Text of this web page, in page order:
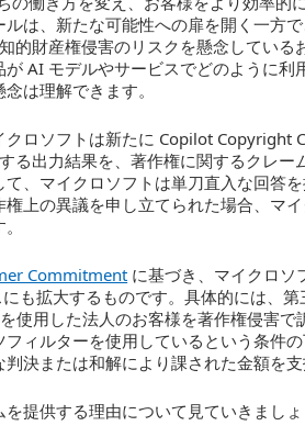
は、新たな可能性への扉を開く一方
的財産権侵害のリスクを懸念している
AI モデルやサービスでどのように利
は理解できます。
クロソフトは新たに Copilot Copyright
る出力結果を、著作権に関するクレー
、マイクロソフトは単刀直入な回答
上の異議を申し立てられた場合、マ
Commitment に基づき、マイクロソ
も拡大するものです。具体的には、第
使用した法人のお客様を著作権侵害で
ィルターを使用しているという条件
決または和解により課された金額を支
提供する理由について見ていきましょ